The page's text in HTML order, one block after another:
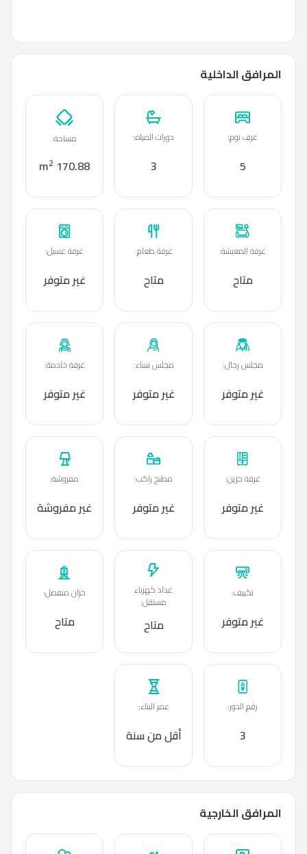
المرافق الداخلية
غرف نوم:
5
دورات المياه:
3
مساحة:
170.88 m
2
غرفة المعيشة:
متاح
غرفة طعام:
متاح
غرفة غسيل:
غير متوفر
مجلس رجال:
غير متوفر
مجلس نساء:
غير متوفر
غرفة خادمة:
غير متوفر
غرفة خزين:
غير متوفر
مطبخ راكب:
غير متوفر
مفروشة:
غير مفروشة
تكييف:
غير متوفر
عداد كهرباء
مستقل:
متاح
خزان منفصل:
متاح
رقم الدور:
3
عمر البناء:
أقل من سنة
المرافق الخارجية